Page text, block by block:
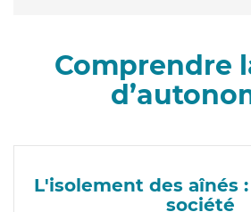
Comprendre
L'isolement des aînés
société